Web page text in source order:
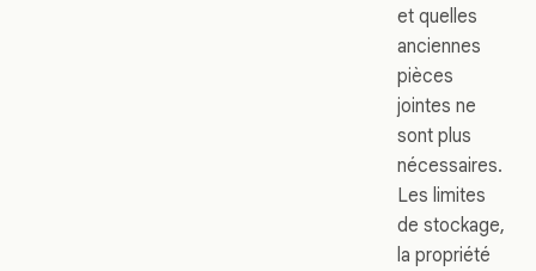
et quelles
anciennes
pièces
jointes ne
sont plus
nécessaires.
Les limites
de stockage,
la propriété